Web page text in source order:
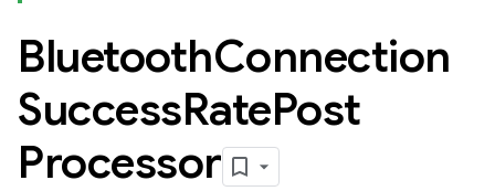
BluetoothConnection
SuccessRatePost
Processor